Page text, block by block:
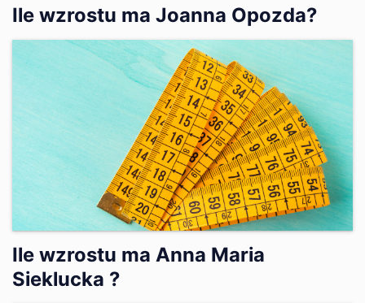
Ile wzrostu ma Joanna Opozda?
Ile wzrostu ma Anna Maria
Sieklucka ?